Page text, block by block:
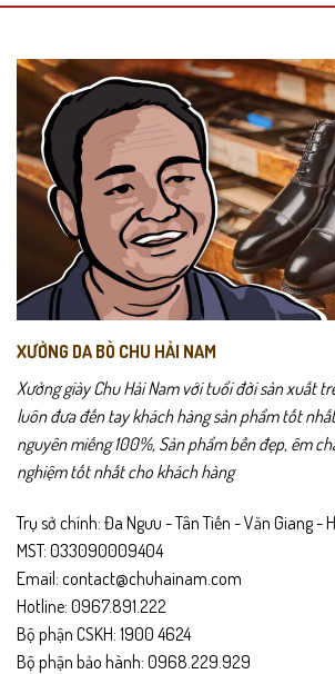
XƯỞNG DA BÒ CHU HẢI NAM
Xưởng giày Chu Hải Nam với tuổi đời sản xuất
luôn đưa đến tay khách hàng sản phẩm tốt
nguyên miếng 100%, Sản phẩm bền đẹp, êm
nghiệm tốt nhất cho khách hàng
Trụ sở chính: Đa Ngưu - Tân Tiến - Văn Giang -
MST: 033090009404
Email: contact@chuhainam.com
Hotline: 0967.891.222
Bộ phận CSKH: 1900 4624
Bộ phận bảo hành: 0968.229.929